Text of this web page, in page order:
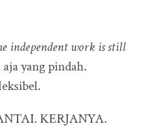
independent work is still
yang pindah.
KERJANYA.